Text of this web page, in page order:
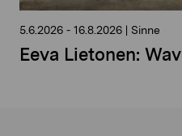
5.6.2026 - 16.8.2026 | Sinne
Eeva Lietonen: